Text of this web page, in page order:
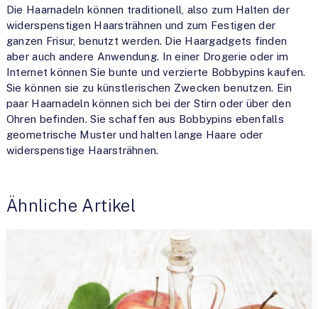
Die Haarnadeln können traditionell, also zum Halten der
widerspenstigen Haarsträhnen und zum Festigen der
ganzen Frisur, benutzt werden. Die Haargadgets finden
aber auch andere Anwendung. In einer Drogerie oder im
Internet können Sie bunte und verzierte Bobbypins kaufen.
Sie können sie zu künstlerischen Zwecken benutzen. Ein
paar Haarnadeln können sich bei der Stirn oder über den
Ohren befinden. Sie schaffen aus Bobbypins ebenfalls
geometrische Muster und halten lange Haare oder
widerspenstige Haarsträhnen.
Ähnliche Artikel